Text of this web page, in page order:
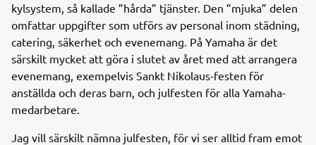
kylsystem, så kallade ”hårda” tjänster. Den ”mjuka” delen
omfattar uppgifter som utförs av personal inom städning,
catering, säkerhet och evenemang. På Yamaha är det
särskilt mycket att göra i slutet av året med att arrangera
evenemang, exempelvis Sankt Nikolaus-festen för
anställda och deras barn, och julfesten för alla Yamaha-
medarbetare.
Jag vill särskilt nämna julfesten, för vi ser alltid fram emot